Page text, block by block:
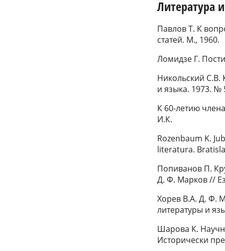
Литература
Павлов Т. К
статей. М., 1960.
Ломидзе Г.
Никольский С.В.
и языка. 1973. №
К 60-летию
И.К.
Rozenbaum K.
literatura.
Попиванов П.
Д. Ф. Марков //
Хорев В.А. Д. Ф.
литературы и
Шарова К.
Исторически